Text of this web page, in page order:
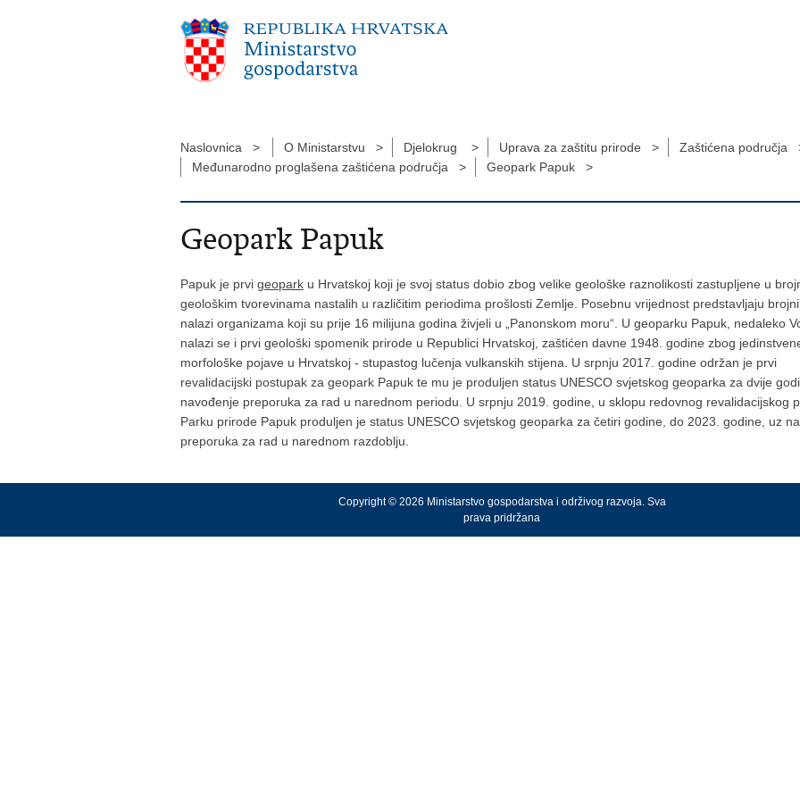
Naslovnica > O Ministarstvu > Djelokrug > Uprava za zaštitu prirode >
Zaštićena područja
Međunarodno proglašena zaštićena područja >
Geopark Papuk >
Geopark Papuk
Papuk je prvi geopark u Hrvatskoj koji je svoj status dobio zbog velike geološke raznolikosti zastupljene u
geološkim tvorevinama nastalih u različitim periodima prošlosti Zemlje. Posebnu vrijednost predstavljaju
nalazi organizama koji su prije 16 milijuna godina živjeli u „Panonskom moru“. U geoparku Papuk, nedaleko
nalazi se i prvi geološki spomenik prirode u Republici Hrvatskoj, zaštićen davne 1948. godine zbog
morfološke pojave u Hrvatskoj - stupastog lučenja vulkanskih stijena. U srpnju 2017. godine održan je prvi
revalidacijski postupak za geopark Papuk te mu je produljen status UNESCO svjetskog geoparka za dvije
navođenje preporuka za rad u narednom periodu. U srpnju 2019. godine, u sklopu redovnog revalidacijskog
Parku prirode Papuk produljen je status UNESCO svjetskog geoparka za četiri godine, do 2023. godine, uz
preporuka za rad u narednom razdoblju.
Copyright © 2026 Ministarstvo gospodarstva i održivog razvoja. Sva
prava pridržana